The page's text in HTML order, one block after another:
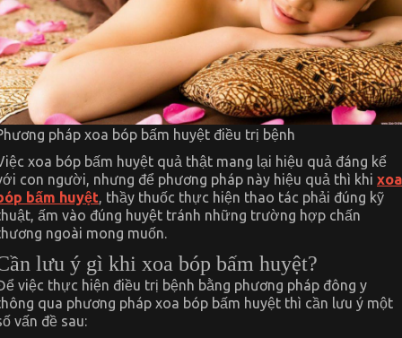
pháp xoa bóp bấm huyệt điều trị bệnh
xoa bóp bấm huyệt quả thật mang lại hiệu quả đáng kể
con người, nhưng để phương pháp này hiệu quả thì khi xoa
bấm huyệt, thầy thuốc thực hiện thao tác phải đúng kỹ
ấm vào đúng huyệt tránh những trường hợp chấn
ngoài mong muốn.
lưu ý gì khi xoa bóp bấm huyệt?
việc thực hiện điều trị bệnh bằng phương pháp đông y
qua phương pháp xoa bóp bấm huyệt thì cần lưu ý một
vấn đề sau: